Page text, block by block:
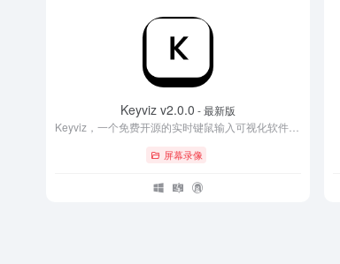
Keyviz v2.0.0 - 最新版
屏幕录像